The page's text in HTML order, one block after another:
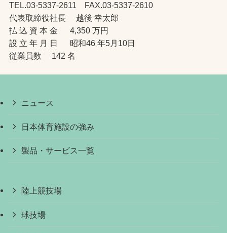
TEL.03-5337-2611 FAX.03-5337-2610
代表取締役社長 越後 幸太郎
払 込 資 本 金 4,350 万円
設 立 年 月 日 昭和46 年5月10日
従業員数 142 名
ニュース
日本体育施設の強み
製品・サービス一覧
陸上競技場
球技場